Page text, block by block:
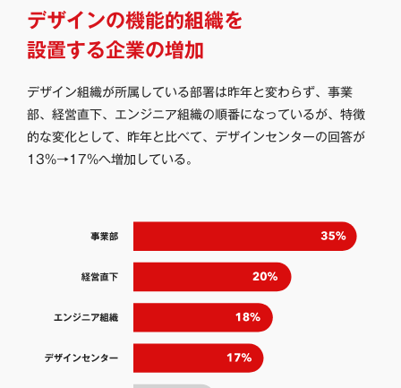
デザインの機能的組織を
設置する企業の増加
デザイン組織が所属している部署は昨年と変わらず、事業
部、経営直下、エンジニア組織の順番になっているが、特徴
的な変化として、昨年と比べて、デザインセンターの回答が
13%→17%へ増加している。